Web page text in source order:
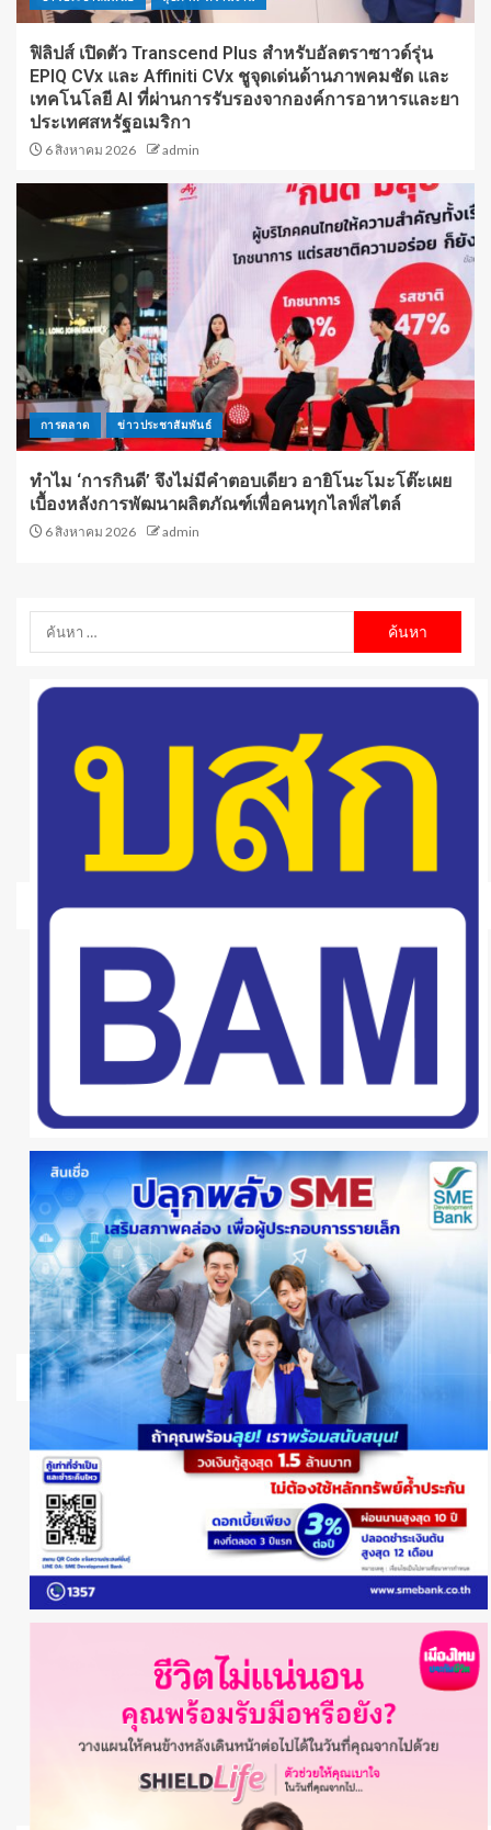
ฟิลิปส์ เปิดตัว Transcend Plus สำหรับอัลตราซาวด์รุ่น
EPIQ CVx และ Affiniti CVx ชูจุดเด่นด้านภาพคมชัด และ
เทคโนโลยี AI ที่ผ่านการรับรองจากองค์การอาหารและยา
ประเทศสหรัฐอเมริกา
6 สิงหาคม 2026 admin
การตลาด ข่าวประชาสัมพันธ์
ทำไม ‘การกินดี’ จึงไม่มีคำตอบเดียว อายิโนะโมะโต๊ะเผย
เบื้องหลังการพัฒนาผลิตภัณฑ์เพื่อคนทุกไลฟ์สไตล์
6 สิงหาคม 2026 admin